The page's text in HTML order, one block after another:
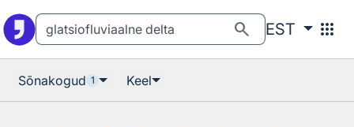
search EST apps
Sõnakogud 1 Keel